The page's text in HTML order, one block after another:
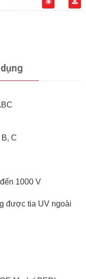
C
1000 V
được tia UV ngoài